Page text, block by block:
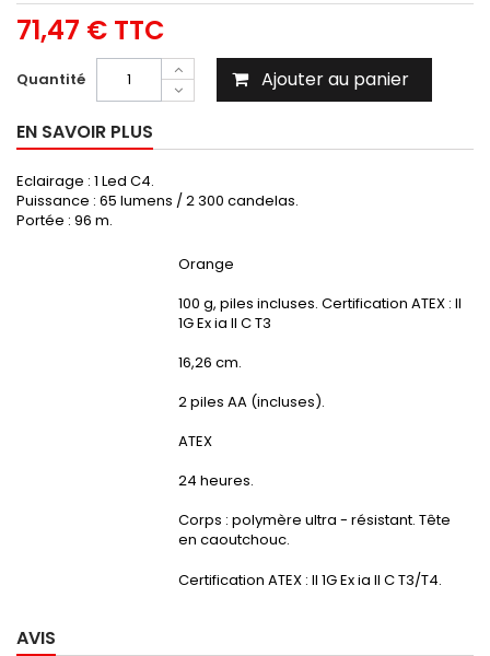
71,47 € TTC
Quantité Ajouter au panier
EN SAVOIR PLUS
Eclairage : 1 Led C4.
Puissance : 65 lumens / 2 300 candelas.
Portée : 96 m.
Orange
100 g, piles incluses. Certification ATEX : II
1G Ex ia II C T3
16,26 cm.
2 piles AA (incluses).
ATEX
24 heures.
Corps : polymère ultra - résistant. Tête
en caoutchouc.
Certification ATEX : II 1G Ex ia II C T3/T4.
AVIS